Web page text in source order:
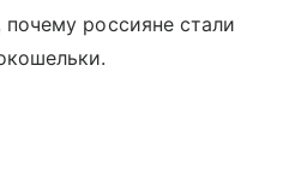
почему россияне стали